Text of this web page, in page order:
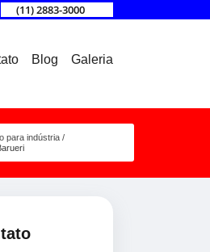
(11) 2883-3000
Blog Galeria
para indústria